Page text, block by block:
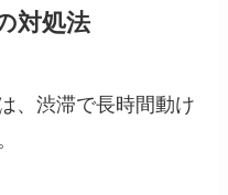
対処法
、渋滞で長時間動け